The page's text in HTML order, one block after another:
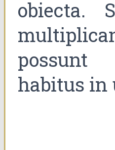
obiecta.
habitus in